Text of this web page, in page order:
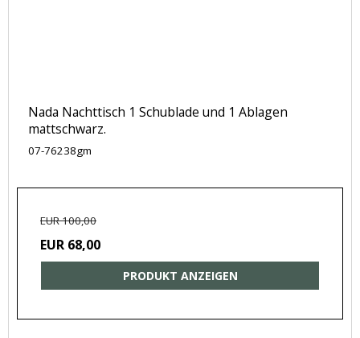
Nada Nachttisch 1 Schublade und 1 Ablagen
mattschwarz.
07-76238gm
EUR 100,00
EUR 68,00
PRODUKT ANZEIGEN